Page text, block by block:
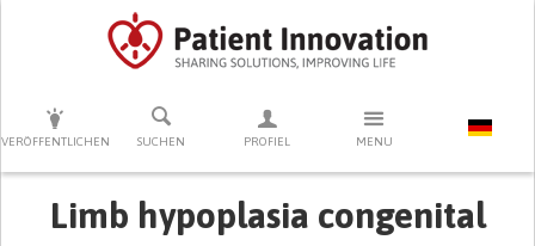
VERÖFFENTLICHEN SUCHEN PROFIEL MENU
DRÜCKEN SIE AUF ENTER UM DIE SUCHE ZU STARTEN
Limb hypoplasia congenital